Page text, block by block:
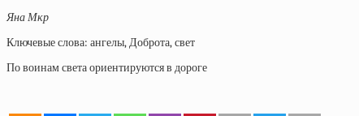
Яна Мкр
Ключевые слова: ангелы, Доброта, свет
По воинам света ориентируются в дороге